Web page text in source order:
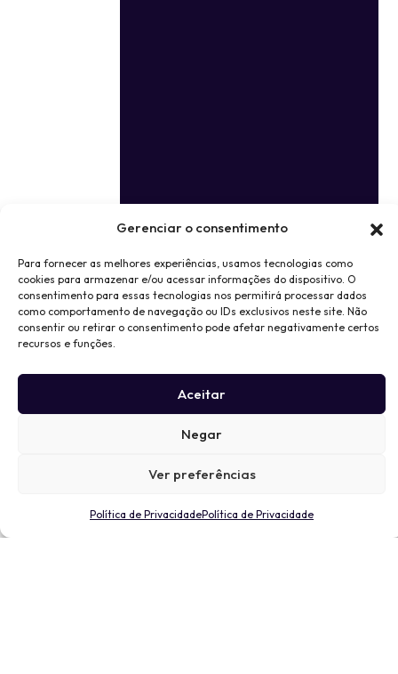
Gerenciar o consentimento
Para fornecer as melhores experiências, usamos tecnologias como
cookies para armazenar e/ou acessar informações do dispositivo. O
consentimento para essas tecnologias nos permitirá processar dados
como comportamento de navegação ou IDs exclusivos neste site. Não
consentir ou retirar o consentimento pode afetar negativamente certos
recursos e funções.
Aceitar
Negar
Ver preferências
Política de PrivacidadePolítica de Privacidade